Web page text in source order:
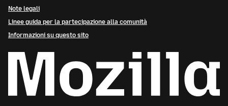
Note legali
Linee guida per la partecipazione alla comunità
Informazioni su questo sito